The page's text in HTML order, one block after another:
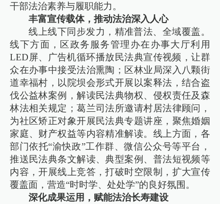
干部法治素养与履职能力。
丰富宣传载体，推动法治深入人心
线上线下同步发力，精准普法、全域覆盖。
线下方面，区政务服务管理办在办事大厅利用
LED屏、广告机循环播放民法典宣传视频，让群
众在办事中接受法治熏陶；区林业局深入八颗街
道幸福村，以院坝会形式开展以案释法，结合盗
伐公益林案例，解读民法典物权、侵权责任及森
林法相关规定；葛兰司法所邀请村居法律顾问，
为社区矫正对象开展民法典专题讲座，聚焦婚姻
家庭、财产权益等内容精准解读。线上方面，各
部门依托“渝快政”工作群、微信公众号等平台，
推送民法典条文解读、典型案例、普法短视频等
内容，开展线上竞答，打破时空限制，扩大宣传
覆盖面，营造“时时学、处处学”的良好氛围。
深化成果运用，赋能法治长寿建设